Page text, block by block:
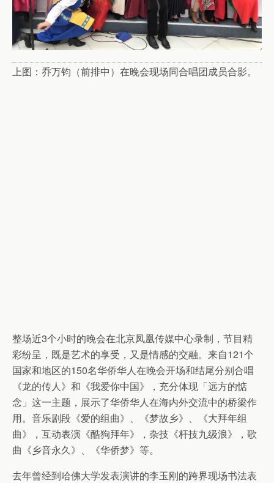
上图：乔万钧（前排中）在晚会现场同合唱团成员合影。
整场近3个小时的晚会在北京凤凰传媒中心录制，节目精
彩纷呈，既是艺术的享受，又是情感的交融。来自121个
国家和地区的150名华侨华人在晚会开场和结尾分别合唱
《龙的传人》和《我爱你中国》，充分体现「远方的惦
念」这一主题，展示了华侨华人在海内外交流中的桥梁作
用。音乐剧段《爱的组曲》、《梦故乡》、《大拜年组
曲》，互动表演《酷狗拜年》，杂技《杆技九级浪》，歌
曲《乡音永久》、《华侨梦》等。
去年曾经到哈佛大学发表演讲的李玉刚的跨界现场书法表